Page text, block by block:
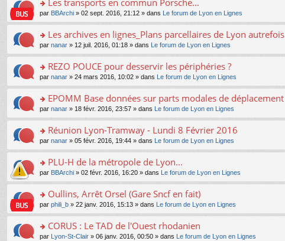
nt
ré
c
e
nt
le
pl
u
s
ré
c
e
nt
n
le
pl
u
s
ré
c
e
nt
a
g
e
n
n
le
pl
u
s
ré
c
e
nt
m
e
s
a
g
e
n
n
le
pl
u
s
ré
c
e
nt
ult
er
le
m
e
s
a
g
e
n
n
le
pl
u
s
ré
c
e
nt
o
n
s
ult
er
le
m
e
s
a
g
e
n
n
le
pl
u
s
ré
c
e
nt
Les transports en commun Porsche...
par BBArchi » 02 sept. 2016, 21:12 » dans Le forum de Lyon en Lignes
o
n
s
ult
er
le
m
e
s
a
g
e
n
n
le
pl
u
s
ré
Les archives en lignes_Plans parcellaires de Lyon autrefois
par nanar » 12 juil. 2016, 01:18 » dans Le forum de Lyon en Lignes
o
n
s
ult
er
le
m
e
s
a
g
e
n
n
le
pl
REZO POUCE pour desservir les périphéries ?
par nanar » 24 mars 2016, 10:02 » dans Le forum de Lyon en Lignes
o
n
s
ult
er
le
m
e
s
a
g
e
n
EPOMM Base données sur parts modales de déplacement
par nanar » 18 févr. 2016, 23:57 » dans Le forum de Lyon en Lignes
o
n
s
ult
er
le
m
e
s
a
g
Réunion Lyon-Tramway - Lundi 8 Février 2016
par nanar » 05 févr. 2016, 19:44 » dans Le forum de Lyon en Lignes
o
n
s
ult
er
le
m
e
PLU-H de la métropole de Lyon...
par BBArchi » 02 févr. 2016, 16:20 » dans Le forum de Lyon en Lignes
o
n
s
ult
Oullins, Arrêt Orsel (Gare Sncf en fait)
par phili_b » 22 janv. 2016, 15:13 » dans Le forum de Lyon en Lignes
o
CORUS : Le TAD de l'Ouest rhodanien
par Lyon-St-Clair » 06 janv. 2016, 00:50 » dans Le forum de Lyon en Lignes